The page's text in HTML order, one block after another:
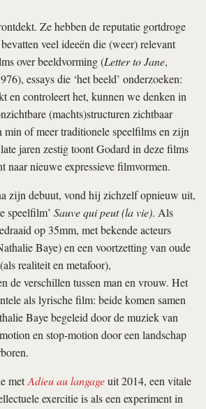
Ze hebben de reputatie gortdroge
veel ideeën die (weer) relevant
over beeldvorming (Letter to Jane,
essays die ‘het beeld’ onderzoeken:
en controleert het, kunnen we denken in
(machts)structuren zichtbaar
of meer traditionele speelfilms en zijn
jaren zestig toont Godard in deze films
naar nieuwe expressieve filmvormen.
zijn debuut, vond hij zichzelf opnieuw uit,
speelfilm’ Sauve qui peut (la vie). Als
op 35mm, met bekende acteurs
Baye) en een voortzetting van oude
realiteit en metafoor),
de verschillen tussen man en vrouw. Het
als lyrische film: beide komen samen
Baye begeleid door de muziek van
en stop-motion door een landschap
metAdieu au langageuit 2014, een vitale
exercitie is als een experiment in